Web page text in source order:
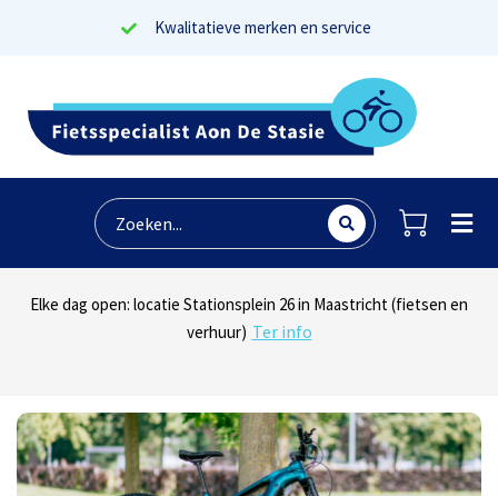
Kwalitatieve merken en service
Dinsdag t/m zaterdag geopen: locaties Sphinxlunet 1 in Maastricht
(e-bikes) en Maaseikersteenweg 183 in Lanaken (fietsen en e-
Elke dag open: locatie Stationsplein 26 in Maastricht (fietsen en
verhuur) Ter info
Onze missie? Tevreden klanten! Lees reviews